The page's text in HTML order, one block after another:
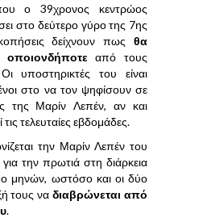
ο 39χρονος κεντρώος
στο δεύτερο γύρο της 7ης
δείχνουν πως θα
οποιονδήποτεαπό τους
υποστηρικτές του είναι
στο να τον ψηφίσουν σε
της Μαρίν Λεπέν, αν και
τελευταίες εβδομάδες.
την Μαρίν Λεπέν του
την πρωτιά στη διάρκεια
μηνών, ωστόσο και οι δύο
τους ναδιαβρώνεται από
.